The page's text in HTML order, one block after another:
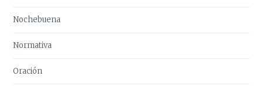
Nochebuena
Normativa
Oración